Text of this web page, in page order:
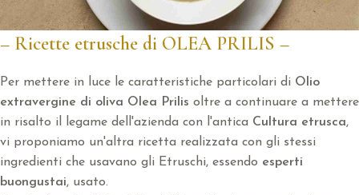
– Ricette etrusche di OLEA PRILIS –
Per mettere in luce le caratteristiche particolari di Olio
extravergine di oliva Olea Prilis oltre a continuare a mettere
in risalto il legame dell'azienda con l'antica Cultura etrusca,
vi proponiamo un'altra ricetta realizzata con gli stessi
ingredienti che usavano gli Etruschi, essendo esperti
buongustai, usato.